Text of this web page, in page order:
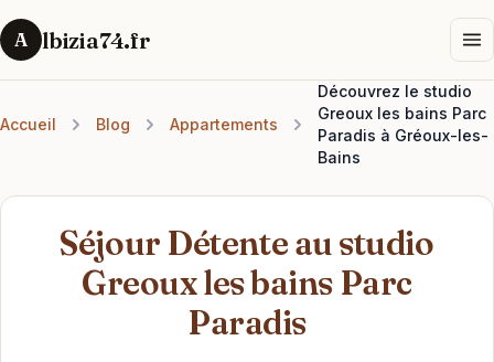
A lbizia74.fr
Accueil Blog Appartements
Découvrez le studio
Greoux les bains Parc
Paradis à Gréoux-les-
Bains
Séjour Détente au studio
Greoux les bains Parc
Paradis